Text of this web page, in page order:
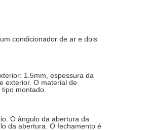
condicionador de ar e dois
1.5mm, espessura da
exterior. O material de
montado.
O ângulo da abertura da
da abertura. O fechamento é